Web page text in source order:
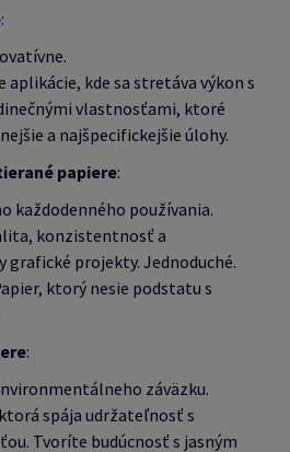
:
kde sa stretáva výkon s
vlastnosťami, ktoré
a najšpecifickejšie úlohy.
papiere:
každodenného používania.
konzistentnosť a
projekty. Jednoduché.
ktorý nesie podstatu s
:
záväzku.
spája udržateľnosť s
Tvoríte budúcnosť s jasným